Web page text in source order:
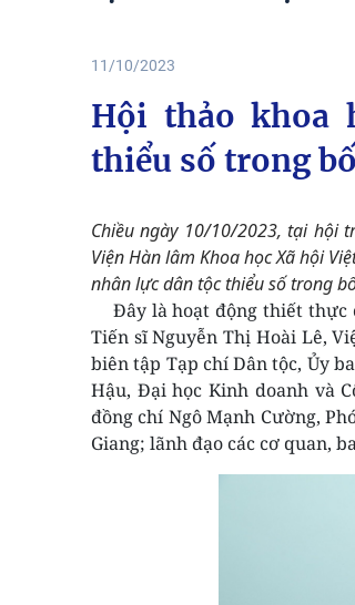
11/10/2023
Hội thảo khoa
thiểu số trong
Chiều ngày 10/10/2023, tại hội
Viện Hàn lâm Khoa học Xã hội
nhân lực dân tộc thiểu số trong
Đây là hoạt động thiết thực
Tiến sĩ Nguyễn Thị Hoài Lê,
biên tập Tạp chí Dân tộc, Ủy
Hậu, Đại học Kinh doanh và
đồng chí Ngô Mạnh Cường,
Giang; lãnh đạo các cơ quan,